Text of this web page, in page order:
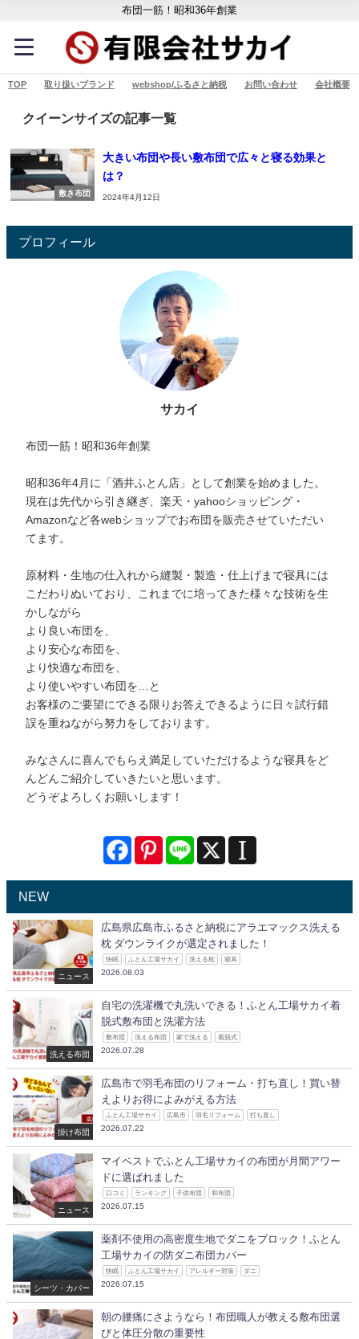
布団一筋！昭和36年創業
TOP 取り扱いブランド webshop/ふるさと納税 お問い合わせ 会社概要
クイーンサイズの記事一覧
敷き布団
大きい布団や長い敷布団で広々と寝る効果と
は？
2024年4月12日
プロフィール
サカイ
布団一筋！昭和36年創業
昭和36年4月に「酒井ふとん店」として創業を始めました。
現在は先代から引き継ぎ、楽天・yahooショッピング・
Amazonなど各webショップでお布団を販売させていただい
てます。
原材料・生地の仕入れから縫製・製造・仕上げまで寝具には
こだわりぬいており、これまでに培ってきた様々な技術を生
かしながら
より良い布団を、
より安心な布団を、
より快適な布団を、
より使いやすい布団を…と
お客様のご要望にできる限りお答えできるように日々試行錯
誤を重ねながら努力をしております。
みなさんに喜んでもらえ満足していただけるような寝具をど
んどんご紹介していきたいと思います。
どうぞよろしくお願いします！
NEW
ニュース
広島県広島市ふるさと納税にアラエマックス洗える
枕 ダウンライクが選定されました！
快眠 ふとん工場サカイ 洗える枕 寝具
2026.08.03
洗える布団
自宅の洗濯機で丸洗いできる！ふとん工場サカイ着
脱式敷布団と洗濯方法
敷布団 洗える布団 家で洗える 着脱式
2026.07.28
掛け布団
広島市で羽毛布団のリフォーム・打ち直し！買い替
えよりお得によみがえる方法
ふとん工場サカイ 広島市 羽毛リフォーム 打ち直し
2026.07.22
ニュース
マイベストでふとん工場サカイの布団が月間アワー
ドに選ばれました
口コミ ランキング 子供布団 和布団
2026.07.15
シーツ・カバー
薬剤不使用の高密度生地でダニをブロック！ふとん
工場サカイの防ダニ布団カバー
快眠 ふとん工場サカイ アレルギー対策 ダニ
2026.07.15
朝の腰痛にさようなら！布団職人が教える敷布団選
びと体圧分散の重要性